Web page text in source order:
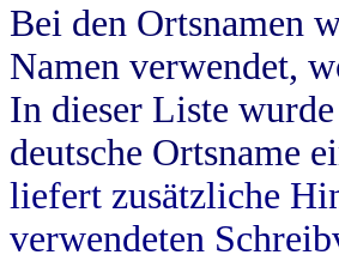
Bei den Ortsnamen
Namen verwendet,
In dieser Liste
deutsche Ortsname
liefert zusätzliche
verwendeten